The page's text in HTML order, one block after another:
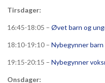
Tirsdager:
16:45-18:05 – Øvet barn og
18:10-19:10 – Nybegynner barn
19:15-20:15 – Nybegynner
Onsdager: